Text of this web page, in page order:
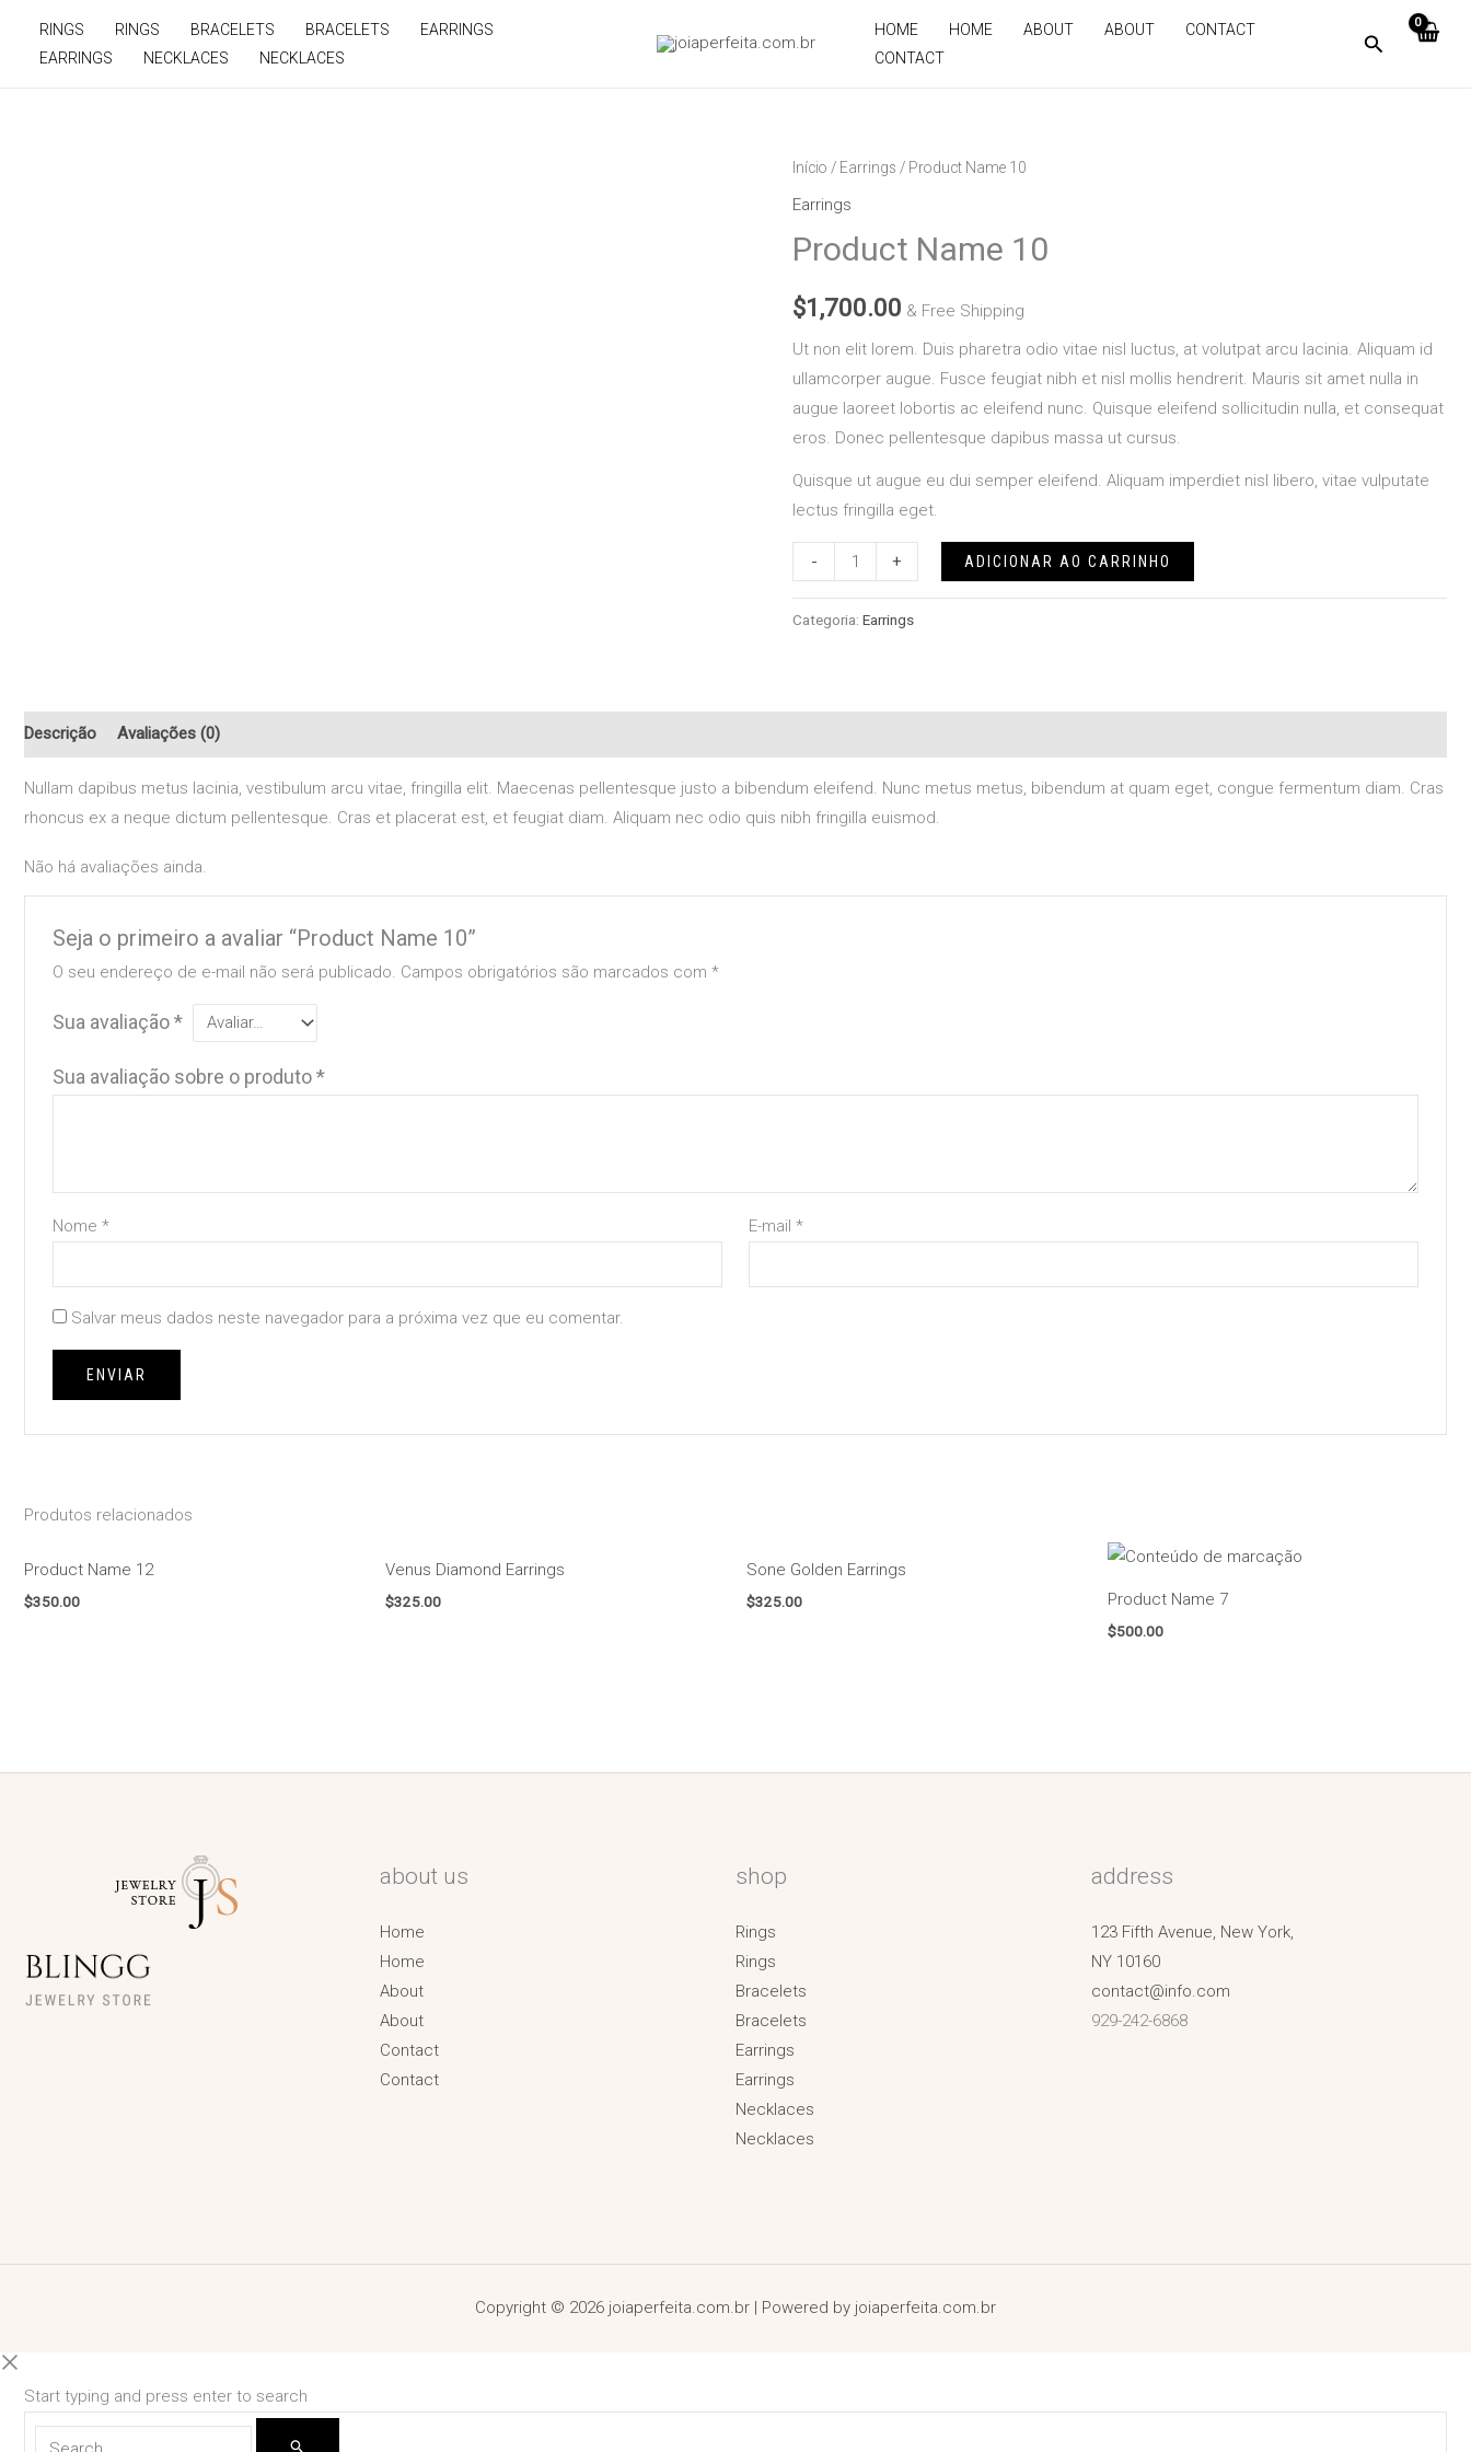
RINGS RINGS BRACELETS BRACELETS
EARRINGS
EARRINGS
NECKLACES NECKLACES
HOME HOME ABOUT ABOUT
CONTACT
CONTACT
Início / Earrings / Product Name 10
Earrings
Product Name 10
$1,700.00 & Free Shipping
Ut non elit lorem. Duis pharetra odio vitae nisl luctus, at volutpat arcu lacinia. Aliquam id
ullamcorper augue. Fusce feugiat nibh et nisl mollis hendrerit. Mauris sit amet nulla in
augue laoreet lobortis ac eleifend nunc. Quisque eleifend sollicitudin nulla, et consequat
eros. Donec pellentesque dapibus massa ut cursus.
Quisque ut augue eu dui semper eleifend. Aliquam imperdiet nisl libero, vitae vulputate
lectus fringilla eget.
-
Product
Name
quantidade
+ ADICIONAR AO CARRINHO
Categoria: Earrings
Descrição Avaliações (0)
Nullam dapibus metus lacinia, vestibulum arcu vitae, fringilla elit. Maecenas pellentesque justo a bibendum eleifend. Nunc metus metus, bibendum at quam eget, congue fermentum diam. Cras
rhoncus ex a neque dictum pellentesque. Cras et placerat est, et feugiat diam. Aliquam nec odio quis nibh fringilla euismod.
Não há avaliações ainda.
Seja o primeiro a avaliar “Product Name 10”
O seu endereço de e-mail não será publicado. Campos obrigatórios são marcados com*
Sua avaliação*
Sua avaliação sobre o produto*
Nome* E-mail*
Salvar meus dados neste navegador para a próxima vez que eu comentar.
Produtos relacionados
Product Name 12
$350.00
Venus Diamond Earrings
$325.00
Sone Golden Earrings
$325.00 Product Name 7
$500.00
about us
Home
Home
About
About
Contact
Contact
shop
Rings
Rings
Bracelets
Bracelets
Earrings
Earrings
Necklaces
Necklaces
address
123 Fifth Avenue, New York,
NY 10160
contact@info.com
929-242-6868
Copyright © 2026 joiaperfeita.com.br | Powered by joiaperfeita.com.br
Start typing and press enter to search